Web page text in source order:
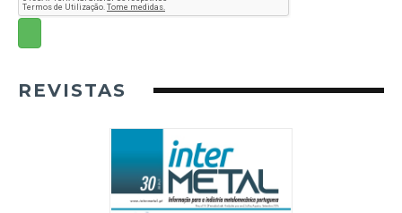
REVISTAS